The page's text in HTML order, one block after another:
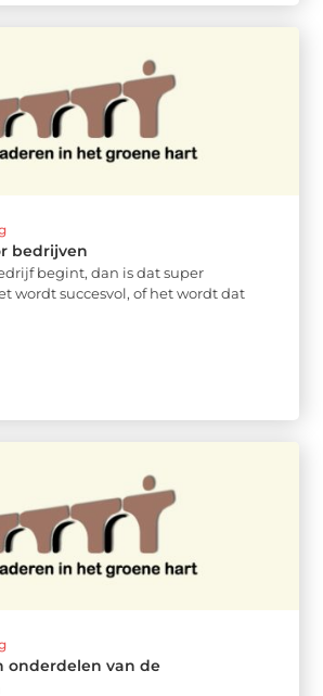
bedrijven
begint, dan is dat super
wordt succesvol, of het wordt dat
onderdelen van de